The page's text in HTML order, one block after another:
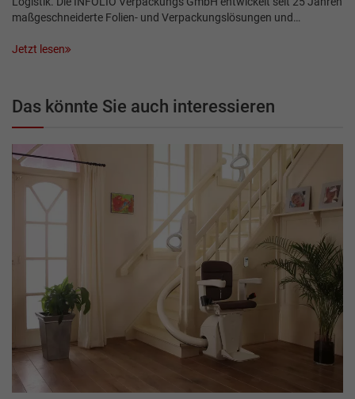
maßgeschneiderte Folien- und Verpackungslösungen und…
Jetzt lesen
Das könnte Sie auch interessieren